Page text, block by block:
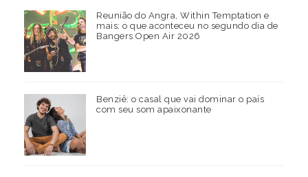
Reunião do Angra, Within Temptation e
mais: o que aconteceu no segundo dia de
Bangers Open Air 2026
Benziê: o casal que vai dominar o país
com seu som apaixonante